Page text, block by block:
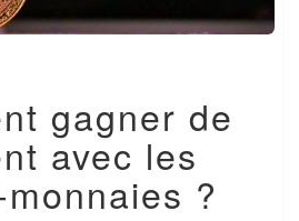
GAGNER
DE
L’ARGENT
AVEC
LES
gagner de
avec les
?